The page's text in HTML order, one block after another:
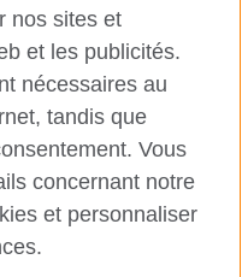
données
nos sites et
et les publicités.
nécessaires au
tandis que
Vous
concernant notre
et personnaliser